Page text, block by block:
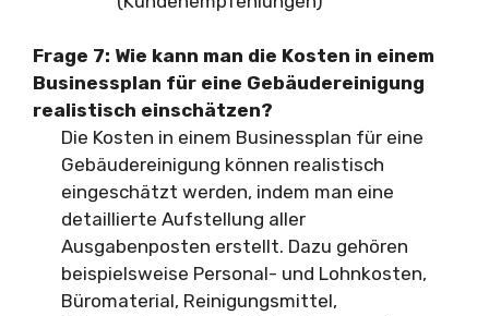
Frage 7: Wie kann man die Kosten in einem
Businessplan für eine Gebäudereinigung
realistisch einschätzen?
Die Kosten in einem Businessplan für eine
Gebäudereinigung können realistisch
eingeschätzt werden, indem man eine
detaillierte Aufstellung aller
Ausgabenposten erstellt. Dazu gehören
beispielsweise Personal- und Lohnkosten,
Büromaterial, Reinigungsmittel,